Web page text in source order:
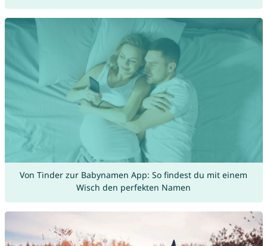
Von Tinder zur Babynamen App: So findest du mit einem
Wisch den perfekten Namen